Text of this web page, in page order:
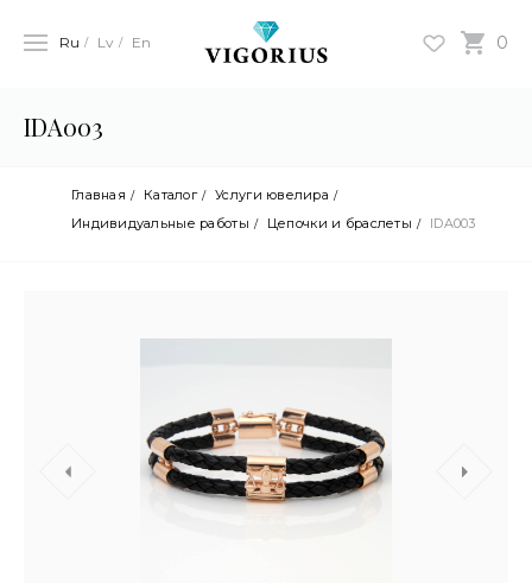
0
Ru Lv En
IDA003
Главная Каталог
Услуги ювелира
Индивидуальные работы
Цепочки и браслеты IDA003